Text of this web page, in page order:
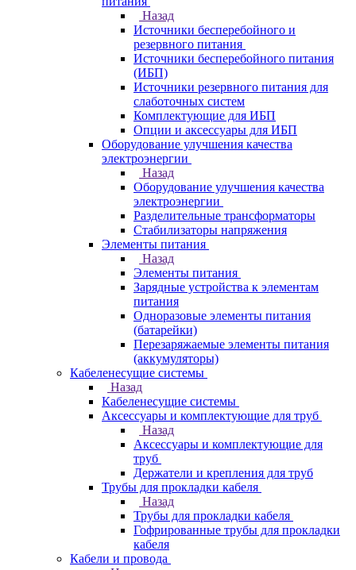
Назад
Источники бесперебойного и
резервного питания
Источники бесперебойного питания
(ИБП)
Источники резервного питания для
слаботочных систем
Комплектующие для ИБП
Опции и аксессуары для ИБП
Оборудование улучшения качества
электроэнергии
Назад
Оборудование улучшения качества
электроэнергии
Разделительные трансформаторы
Стабилизаторы напряжения
Элементы питания
Назад
Элементы питания
Зарядные устройства к элементам
питания
Одноразовые элементы питания
(батарейки)
Перезаряжаемые элементы питания
(аккумуляторы)
Кабеленесущие системы
Назад
Кабеленесущие системы
Аксессуары и комплектующие для труб
Назад
Аксессуары и комплектующие для
труб
Держатели и крепления для труб
Трубы для прокладки кабеля
Назад
Трубы для прокладки кабеля
Гофрированные трубы для прокладки
кабеля
Кабели и провода